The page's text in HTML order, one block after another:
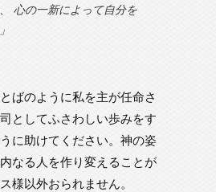
心の一新によって自分を
ばのように私を主が任命さ
としてふさわしい歩みをす
に助けてください。神の姿
なる人を作り変えることが
様以外おられません。